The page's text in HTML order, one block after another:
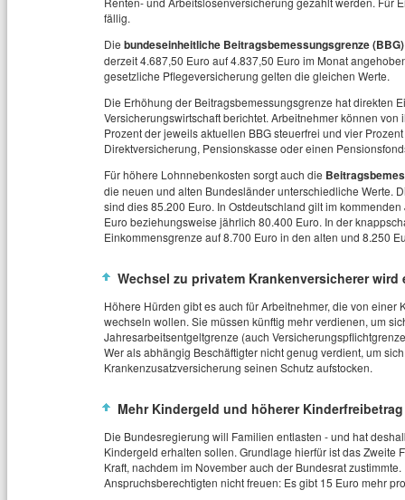
fällig.
Die bundeseinheitliche Beitragsbemessungsgrenze (BBG)
derzeit 4.687,50 Euro auf 4.837,50 Euro im Monat
gesetzliche Pflegeversicherung gelten die gleichen Werte.
Die Erhöhung der Beitragsbemessungsgrenze hat direkten
Versicherungswirtschaft berichtet. Arbeitnehmer können
Prozent der jeweils aktuellen BBG steuerfrei und vier
Direktversicherung, Pensionskasse oder einen
Für höhere Lohnnebenkosten sorgt auch die
die neuen und alten Bundesländer unterschiedliche Werte.
sind dies 85.200 Euro. In Ostdeutschland gilt im
Euro beziehungsweise jährlich 80.400 Euro. In der
Einkommensgrenze auf 8.700 Euro in den alten und 8.250
Wechsel zu privatem Krankenversicherer wird
Höhere Hürden gibt es auch für Arbeitnehmer, die von
wechseln wollen. Sie müssen künftig mehr verdienen, um
Jahresarbeitsentgeltgrenze (auch
Wer als abhängig Beschäftigter nicht genug verdient, um
Krankenzusatzversicherung seinen Schutz aufstocken.
Mehr Kindergeld und höherer Kinderfreibetrag
Die Bundesregierung will Familien entlasten - und hat
Kindergeld erhalten sollen. Grundlage hierfür ist das Zweite
Kraft, nachdem im November auch der Bundesrat
Anspruchsberechtigten nicht freuen: Es gibt 15 Euro mehr